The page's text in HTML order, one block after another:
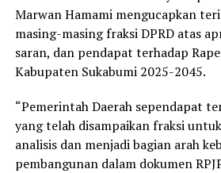
Marwan Hamami mengucapkan
masing-masing fraksi DPRD atas
saran, dan pendapat terhadap
Kabupaten Sukabumi 2025-2045.
“Pemerintah Daerah sependapat
yang telah disampaikan fraksi
analisis dan menjadi bagian arah
pembangunan dalam dokumen